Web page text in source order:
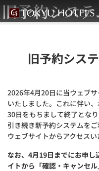
旧予約シス
旧予約シス
2026年4月20日に当ウェブ
いたしました。これに伴い
30日をもちまして終了となり
引き続き新予約システムを
ウェブサイトからアクセスい
なお、4月19日までにお申
イトから「確認・キャンセル